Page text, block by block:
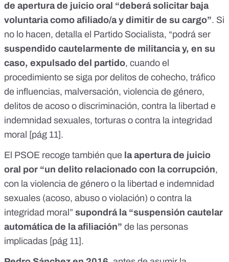
de apertura de juicio oral “deberá solicitar baja
voluntaria como afiliado/a y dimitir de su cargo”. Si
no lo hacen, detalla el Partido Socialista, “podrá ser
suspendido cautelarmente de militancia y, en su
caso, expulsado del partido, cuando el
procedimiento se siga por delitos de cohecho, tráfico
de influencias, malversación, violencia de género,
delitos de acoso o discriminación, contra la libertad e
indemnidad sexuales, torturas o contra la integridad
moral [pág 11].
El PSOE recoge también que la apertura de juicio
oral por “un delito relacionado con la corrupción,
con la violencia de género o la libertad e indemnidad
sexuales (acoso, abuso o violación) o contra la
integridad moral” supondrá la “suspensión cautelar
automática de la afiliación” de las personas
implicadas [pág 11].